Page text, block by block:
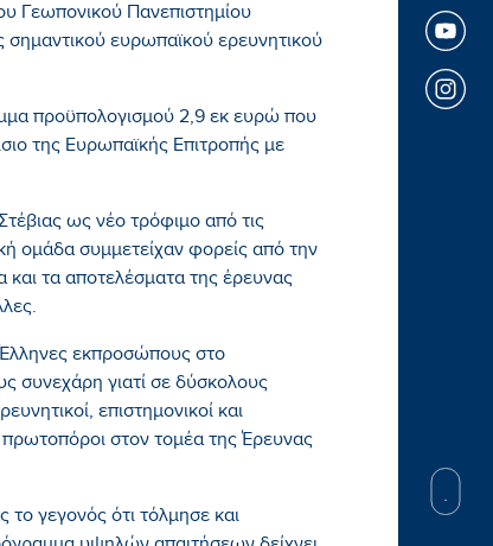
Γεωπονικού Πανεπιστημίου
ευρωπαϊκού ερευνητικού
προϋπολογισμού 2,9 εκ ευρώ που
της Ευρωπαϊκής Επιτροπής με
ως νέο τρόφιμο από τις
ομάδα συμμετείχαν φορείς από την
και τα αποτελέσματα της έρευνας
εκπροσώπους στο
συνεχάρη γιατί σε δύσκολους
επιστημονικοί και
πρωτοπόροι στον τομέα της Έρευνας
το γεγονός ότι τόλμησε και